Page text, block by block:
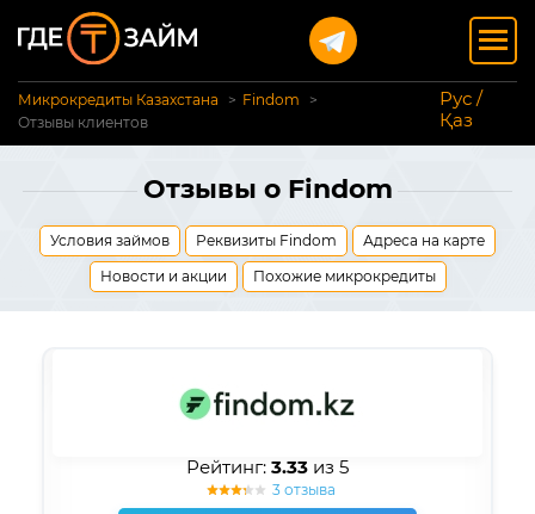
Микрокредиты Казахстана
Findom
Отзывы клиентов
Рус /
Қаз
Отзывы о Findom
Условия займов Реквизиты Findom
Адреса на карте
Новости и акции
Похожие микрокредиты
Рейтинг: 3.33 из 5
3 отзыва